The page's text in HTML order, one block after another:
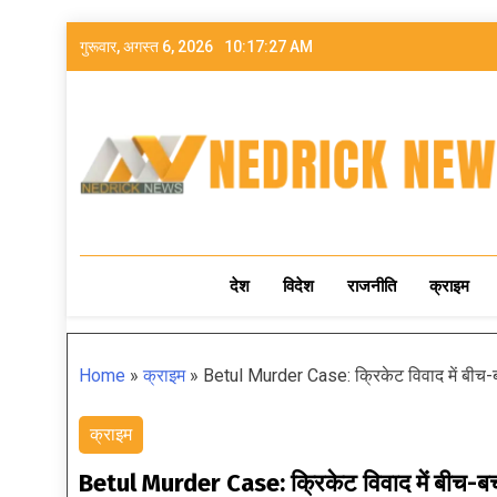
गुरूवार, अगस्त 6, 2026 10:17:29 AM
NEDRICK NEWS
देश विदेश राजनीति क्राइम
Home »क्राइम» Betul Murder Case: क्रिकेट विवाद में बीच-
क्राइम
Betul Murder Case: क्रिकेट विवाद में बीच-